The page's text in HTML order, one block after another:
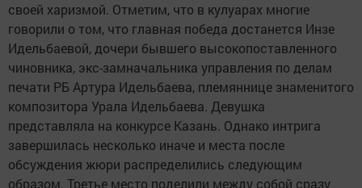
своей харизмой. Отметим, что в кулуарах многие
говорили о том, что главная победа достанется Инзе
Идельбаевой, дочери бывшего высокопоставленного
чиновника, экс-замначальника управления по делам
печати РБ Артура Идельбаева, племяннице знаменитого
композитора Урала Идельбаева. Девушка
представляла на конкурсе Казань. Однако интрига
завершилась несколько иначе и места после
обсуждения жюри распределились следующим
образом. Третье место поделили между собой сразу